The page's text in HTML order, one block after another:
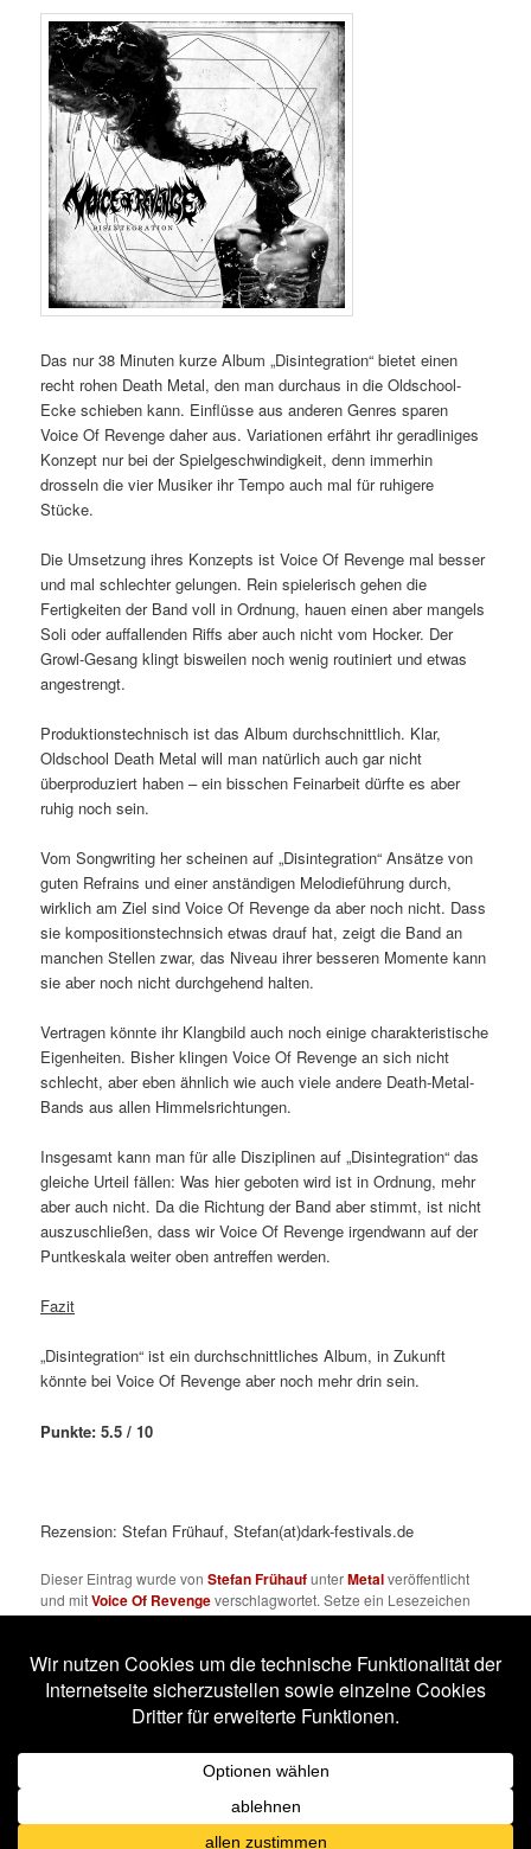
Das nur 38 Minuten kurze Album „Disintegration“ bietet einen
recht rohen Death Metal, den man durchaus in die Oldschool-
Ecke schieben kann. Einflüsse aus anderen Genres sparen
Voice Of Revenge daher aus. Variationen erfährt ihr geradliniges
Konzept nur bei der Spielgeschwindigkeit, denn immerhin
drosseln die vier Musiker ihr Tempo auch mal für ruhigere
Stücke.
Die Umsetzung ihres Konzepts ist Voice Of Revenge mal besser
und mal schlechter gelungen. Rein spielerisch gehen die
Fertigkeiten der Band voll in Ordnung, hauen einen aber mangels
Soli oder auffallenden Riffs aber auch nicht vom Hocker. Der
Growl-Gesang klingt bisweilen noch wenig routiniert und etwas
angestrengt.
Produktionstechnisch ist das Album durchschnittlich. Klar,
Oldschool Death Metal will man natürlich auch gar nicht
überproduziert haben – ein bisschen Feinarbeit dürfte es aber
ruhig noch sein.
Vom Songwriting her scheinen auf „Disintegration“ Ansätze von
guten Refrains und einer anständigen Melodieführung durch,
wirklich am Ziel sind Voice Of Revenge da aber noch nicht. Dass
sie kompositionstechnsich etwas drauf hat, zeigt die Band an
manchen Stellen zwar, das Niveau ihrer besseren Momente kann
sie aber noch nicht durchgehend halten.
Vertragen könnte ihr Klangbild auch noch einige charakteristische
Eigenheiten. Bisher klingen Voice Of Revenge an sich nicht
schlecht, aber eben ähnlich wie auch viele andere Death-Metal-
Bands aus allen Himmelsrichtungen.
Insgesamt kann man für alle Disziplinen auf „Disintegration“ das
gleiche Urteil fällen: Was hier geboten wird ist in Ordnung, mehr
aber auch nicht. Da die Richtung der Band aber stimmt, ist nicht
auszuschließen, dass wir Voice Of Revenge irgendwann auf der
Puntkeskala weiter oben antreffen werden.
Fazit
„Disintegration“ ist ein durchschnittliches Album, in Zukunft
könnte bei Voice Of Revenge aber noch mehr drin sein.
Punkte: 5.5 / 10
Rezension: Stefan Frühauf, Stefan(at)dark-festivals.de
Dieser Eintrag wurde vonStefan FrühaufunterMetalveröffentlicht
und mitVoice Of Revengeverschlagwortet. Setze ein Lesezeichen
für denPermalink.
Impressum
Stolz präsentiert von WordPress